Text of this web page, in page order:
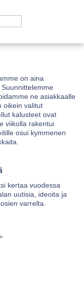
on aina
ne asiakkaalle
oikein valitut
kalusteet ovat
viikolla rakentui
osui kymmenen
kertaa vuodessa
uutisia, ideoita ja
varrelta.